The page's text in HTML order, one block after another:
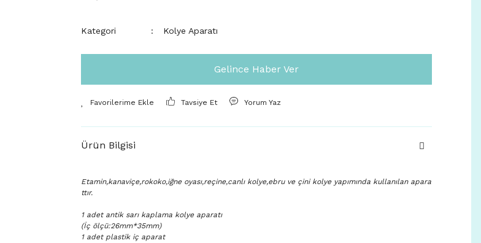
Kategori Kolye Aparatı
Gelince Haber Ver
Tavsiye Et Yorum Yaz
Ürün Bilgisi
Etamin,kanaviçe,rokoko,iğne oyası,reçine,canlı kolye,ebru ve çini kolye yapımında kullanılan apara
ttır.
1 adet antik sarı kaplama kolye aparatı
(İç ölçü:26mm*35mm)
1 adet plastik iç aparat